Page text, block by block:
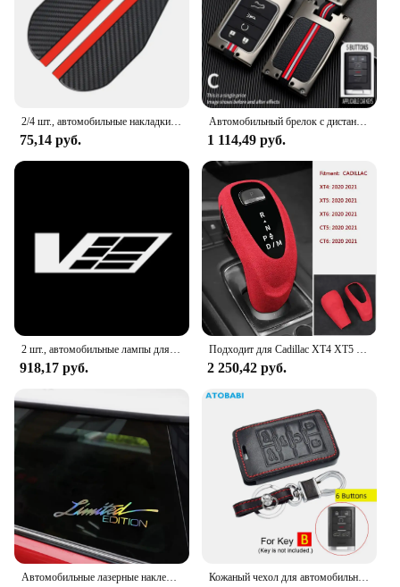
2/4 шт., автомобильные накладки на зеркало заднего вида
75,14 руб.
Автомобильный брелок с дистанционным управлением из сплава, чехол для Chevrolet C7, Corvette, Cadillac CTS, ATS 28T, CTSV, XTS, DTS, SLS, SRX, XLS, STS, Escalade
1 114,49 руб.
2 шт., автомобильные лампы для Cadillac SRX XT4 XT5 XT6 ATS XTS CTS CT6
918,17 руб.
Подходит для Cadillac XT4 XT5 XT6 CT5 CT6 2020 2021, автомобильный рычаг переключения передач, ручка переключения передач, крышка автомобиля, внутренняя отделка, замшевая оболочка
2 250,42 руб.
Автомобильные лазерные наклейки, ограниченный выпуск, английские буквы, украшение передней части автомобиля, Светоотражающая наклейка, стикер для стайлинга автомобиля, автомобильные наклейки 16*4 см Кожаный чехол для автомобильных ключей для Cadillac Escalade SRX XTS ATSL SLS CTS STS ATS BLS, смарт-брелок для чехол брелока Дистанционного управления без ключа